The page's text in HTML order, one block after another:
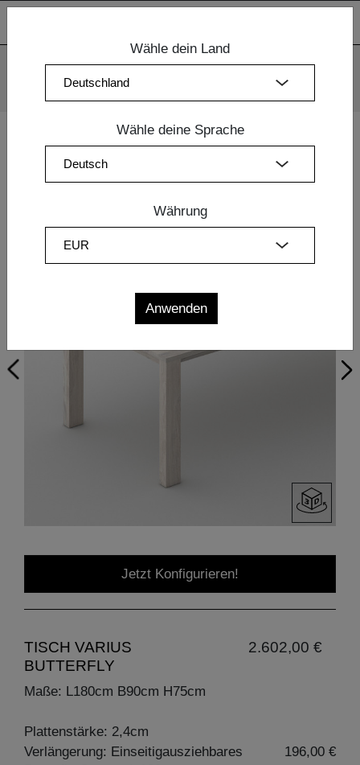
Webseiten sind Sie mit dem Einsatz der Cookies einverstanden.
Esszimmermöbel
Jetzt Konfigurieren!
TISCH VARIUS
BUTTERFLY
2.602,00 €
Maße: L180cm B90cm H75cm
Plattenstärke: 2,4cm
Verlängerung: Einseitigausziehbares
196,00 €
Wähle dein Land
Wähle deine Sprache
Währung